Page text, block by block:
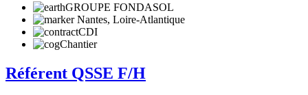
GROUPE FONDASOL
Nantes, Loire-Atlantique
CDI
Chantier
Référent QSSE F/H